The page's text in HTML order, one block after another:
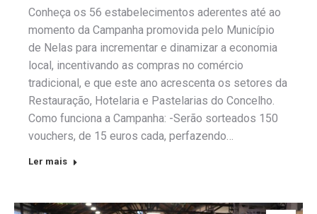
Conheça os 56 estabelecimentos aderentes até ao
momento da Campanha promovida pelo Município
de Nelas para incrementar e dinamizar a economia
local, incentivando as compras no comércio
tradicional, e que este ano acrescenta os setores da
Restauração, Hotelaria e Pastelarias do Concelho.
Como funciona a Campanha: -Serão sorteados 150
vouchers, de 15 euros cada, perfazendo…
Ler mais